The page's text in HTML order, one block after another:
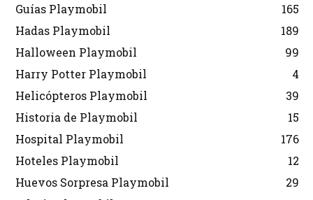
Guías Playmobil
165
Hadas Playmobil
189
Halloween Playmobil
99
Harry Potter Playmobil
4
Helicópteros Playmobil
39
Historia de Playmobil
15
Hospital Playmobil
176
Hoteles Playmobil
12
Huevos Sorpresa Playmobil
29